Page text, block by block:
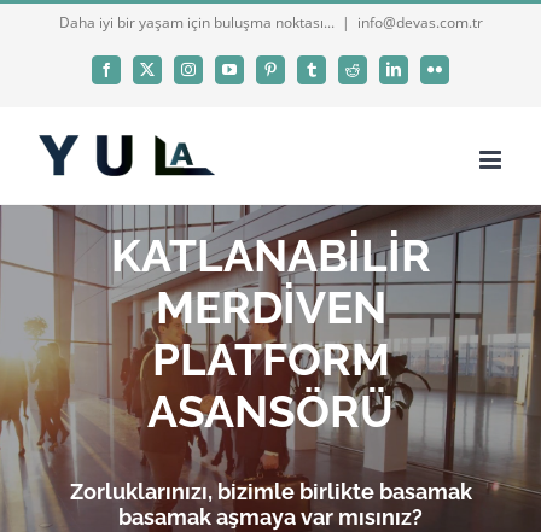
Daha iyi bir yaşam için buluşma noktası... | info@devas.com.tr
Facebook
X InstagramYouTubePinterestTumblrReddit LinkedInFlickr
KATLANABİLİR
MERDİVEN
PLATFORM
ASANSÖRÜ
Zorluklarınızı, bizimle birlikte basamak
basamak aşmaya var mısınız?